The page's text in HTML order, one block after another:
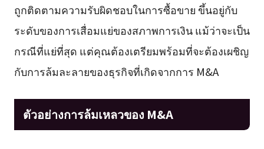
ถูกติดตามความรับผิดชอบในการซื้อขาย ขึ้นอยู่กับ
ระดับของการเสื่อมแย่ของสภาพการเงิน แม้ว่าจะเป็น
กรณีที่แย่ที่สุด แต่คุณต้องเตรียมพร้อมที่จะต้องเผชิญ
กับการล้มละลายของธุรกิจที่เกิดจากการ M&A
ตัวอย่างการล้มเหลวของ M&A